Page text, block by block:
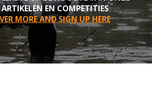
ARTIKELEN EN COMPETITIES
MORE AND SIGN UP HERE